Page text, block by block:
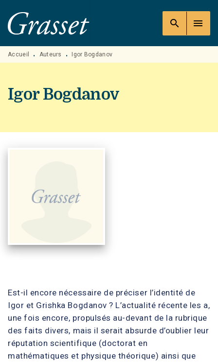
MENU RECHERCHE
PIED DE PAGE
search menu
Accueil • Auteurs • Igor Bogdanov
Igor Bogdanov
Est-il encore nécessaire de préciser l’identité de
Igor et Grishka Bogdanov ? L’actualité récente les a,
une fois encore, propulsés au-devant de la rubrique
des faits divers, mais il serait absurde d’oublier leur
réputation scientifique (doctorat en
mathématiques et physique théorique) ainsi que